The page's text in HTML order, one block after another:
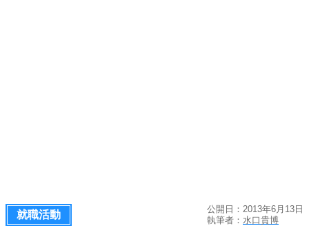
就職活動
公開日：2013年6月13日
執筆者： 水口貴博